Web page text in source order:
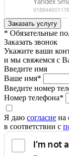
* Обязательные
Заказать звонок
Укажите ваши
и мы свяжемся с
Введите имя
Ваше имя*
Введите номер
Номер телефона*
Я даю согласие на
в соответствии с